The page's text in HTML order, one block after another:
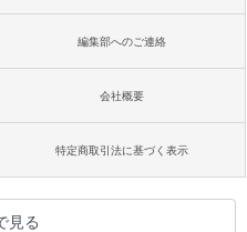
編集部へのご連絡
会社概要
特定商取引法に基づく表示
見る